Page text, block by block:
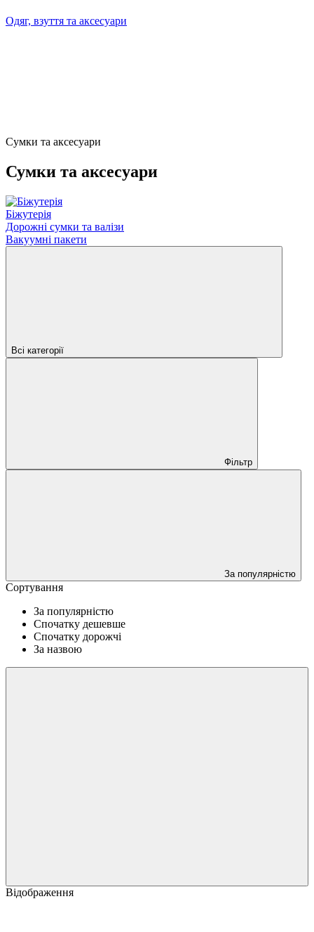
Одяг, взуття та аксесуари
Сумки та аксесуари
Сумки та аксесуари
Біжутерія
Дорожні сумки та валізи
Вакуумні пакети
Всі категорії
Фільтр
За популярністю
Сортування
За популярністю
Спочатку дешевше
Спочатку дорожчі
За назвою
Відображення